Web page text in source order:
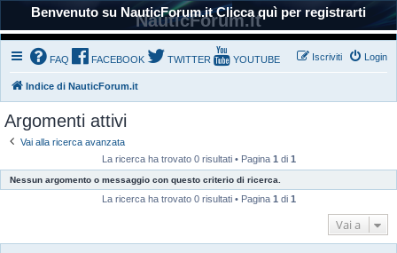
Benvenuto su NauticForum.it Clicca quì per registrarti
NauticForum.it
FAQ FACEBOOK TWITTER YOUTUBE Login
Iscriviti
Indice di NauticForum.it
Argomenti attivi
Vai alla ricerca avanzata
La ricerca ha trovato 0 risultati • Pagina 1 di 1
Nessun argomento o messaggio con questo criterio di ricerca.
La ricerca ha trovato 0 risultati • Pagina 1 di 1
Vai a